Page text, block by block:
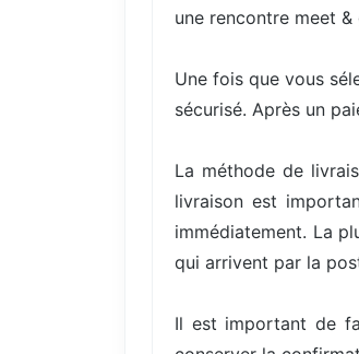
une rencontre meet
Une fois que vous
sécurisé. Après un
La méthode de
livraison est
immédiatement. La
qui arrivent par la
Il est important de